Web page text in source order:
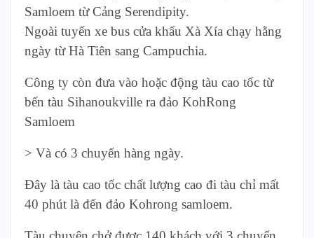
Samloem từ Cảng Serendipity.
Ngoài tuyến xe bus cửa khẩu Xà Xía chạy hằng
ngày từ Hà Tiên sang Campuchia.
Công ty còn đưa vào hoặc động tàu cao tốc từ
bến tàu Sihanoukville ra đảo KohRong
Samloem
> Và có 3 chuyến hàng ngày.
Đây là tàu cao tốc chất lượng cao đi tàu chỉ mất
40 phút là đến đảo Kohrong samloem.